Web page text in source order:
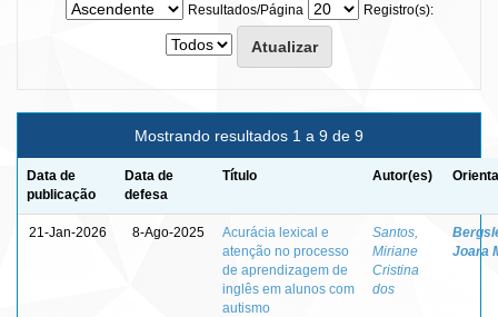
Resultados/Página
Registro(s):
Mostrando resultados 1 a 9 de 9
Data de
publicação
Data de
defesa
Título Autor(es)
21-Jan-2026 8-Ago-2025
Acurácia lexical e
atenção no processo
de aprendizagem de
inglês em alunos com
autismo
Santos,
Miriane
Cristina
dos
Joara